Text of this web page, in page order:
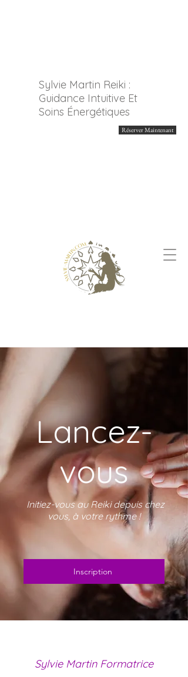
Réserver Maintenant
Sylvie Martin Reiki :
Guidance Intuitive Et
Soins Énergétiques
Lancez-
vous
Initiez-vous au Reiki depuis chez
vous, à votre rythme !
Inscription
Sylvie Martin Formatrice